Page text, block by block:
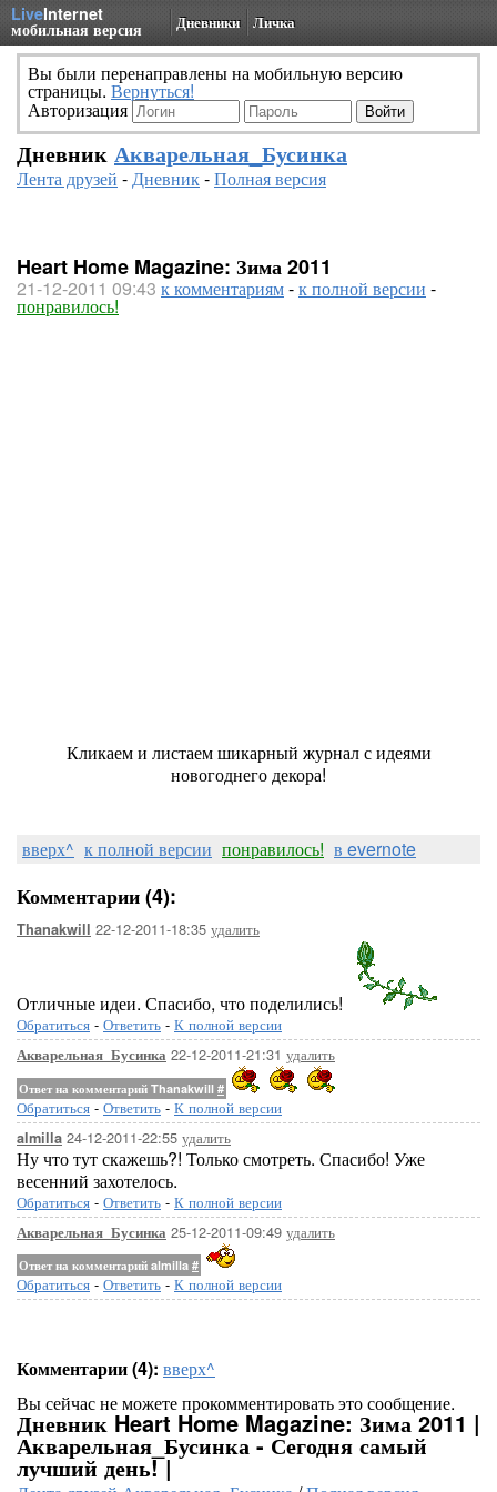
LiveInternet
мобильная версия Дневники Личка
Вы были перенаправлены на мобильную версию
страницы. Вернуться!
Авторизация
Дневник Акварельная_Бусинка
Лента друзей -Дневник-Полная версия
Heart Home Magazine: Зима 2011
21-12-2011 09:43 к комментариям-к полной версии -
понравилось!
Кликаем и листаем шикарный журнал с идеями
новогоднего декора!
вверх^ к полной версии понравилось! в evernote
Комментарии (4):
Thanakwill 22-12-2011-18:35 удалить
Отличные идеи. Спасибо, что поделились!
Обратиться - Ответить - К полной версии
Акварельная_Бусинка 22-12-2011-21:31 удалить
Ответ на комментарий Thanakwill #
Обратиться - Ответить - К полной версии
almilla 24-12-2011-22:55 удалить
Ну что тут скажешь?! Только смотреть. Спасибо! Уже
весенний захотелось.
Обратиться - Ответить - К полной версии
Акварельная_Бусинка 25-12-2011-09:49 удалить
Ответ на комментарий almilla #
Обратиться - Ответить - К полной версии
Комментарии (4): вверх^
Вы сейчас не можете прокомментировать это сообщение.
Дневник Heart Home Magazine: Зима 2011 |
Акварельная_Бусинка - Сегодня самый
лучший день! |